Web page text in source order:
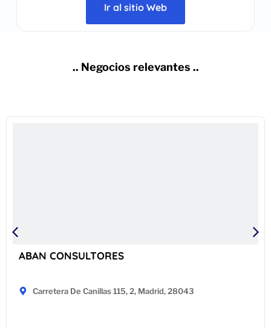
Ir al sitio Web
.. Negocios relevantes ..
ABAN CONSULTORES
Carretera De Canillas 115, 2, Madrid, 28043